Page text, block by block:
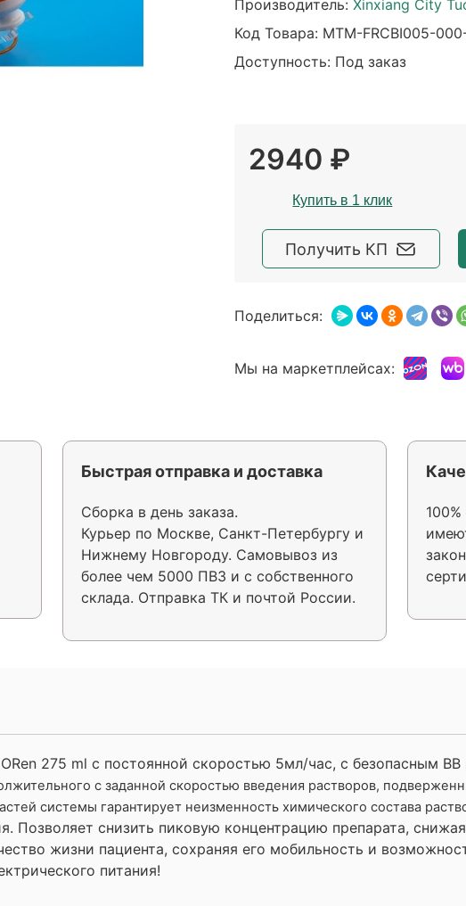
Производитель:Xinxiang City
Код Товара: MTM-FRCBI005-
Доступность: Под заказ
2940 ₽
Купить в 1 клик
Получить КП
Поделиться:
Мы на маркетплейсах:
Быстрая отправка и доставка
Сборка в день заказа.
Курьер по Москве, Санкт-Петербургу и
Нижнему Новгороду. Самовывоз из
более чем 5000 ПВЗ и с собственного
склада. Отправка ТК и почтой России.
275 ml с постоянной скоростью 5мл/час, с безопасным ВВ
с заданной скоростью введения растворов,
системы гарантирует неизменность химического состава
Позволяет снизить пиковую концентрацию препарата,
жизни пациента, сохраняя его мобильность и
питания!